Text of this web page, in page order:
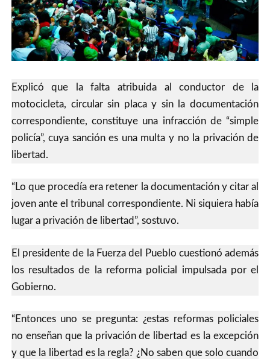
Explicó que la falta atribuida al conductor de la
motocicleta, circular sin placa y sin la documentación
correspondiente, constituye una infracción de “simple
policía”, cuya sanción es una multa y no la privación de
libertad.
“Lo que procedía era retener la documentación y citar al
joven ante el tribunal correspondiente. Ni siquiera había
lugar a privación de libertad”, sostuvo.
El presidente de la Fuerza del Pueblo cuestionó además
los resultados de la reforma policial impulsada por el
Gobierno.
“Entonces uno se pregunta: ¿estas reformas policiales
no enseñan que la privación de libertad es la excepción
y que la libertad es la regla? ¿No saben que solo cuando